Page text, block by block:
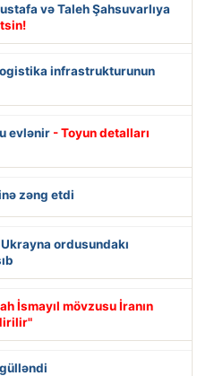
və Taleh Şahsuvarlıya
infrastrukturunun
evlənir - Toyun detalları
zəng etdi
ordusundakı
İsmayıl mövzusu İranın